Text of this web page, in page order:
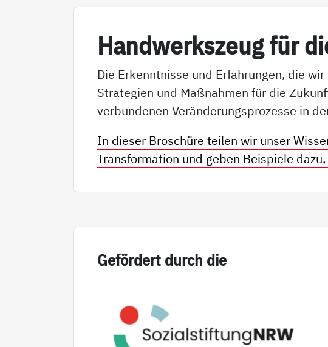
Hand­werks­zeug für
Die Erkenntnisse und Erfahrungen, die
Strategien und Maßnahmen für die
verbundenen Veränderungsprozesse in
In dieser Broschüre teilen wir unser
Transformation und geben Beispiele
Ge­för­dert durch die